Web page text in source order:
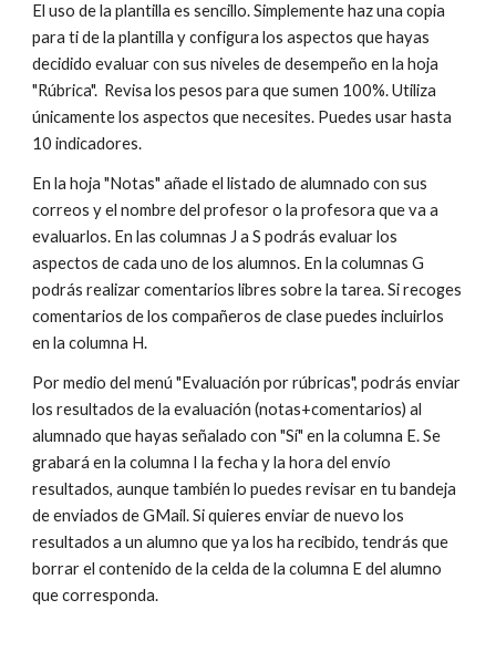
El uso de la plantilla es sencillo. Simplemente haz una copia
para ti de la plantilla y configura los aspectos que hayas
decidido evaluar con sus niveles de desempeño en la hoja
"Rúbrica".  Revisa los pesos para que sumen 100%. Utiliza
únicamente los aspectos que necesites. Puedes usar hasta
10 indicadores.
En la hoja "Notas" añade el listado de alumnado con sus
correos y el nombre del profesor o la profesora que va a
evaluarlos. En las columnas J a S podrás evaluar los
aspectos de cada uno de los alumnos. En la columnas G
podrás realizar comentarios libres sobre la tarea. Si recoges
comentarios de los compañeros de clase puedes incluirlos
en la columna H.
Por medio del menú "Evaluación por rúbricas", podrás enviar
los resultados de la evaluación (notas+comentarios) al
alumnado que hayas señalado con "Sí" en la columna E. Se
grabará en la columna I la fecha y la hora del envío
resultados, aunque también lo puedes revisar en tu bandeja
de enviados de GMail. Si quieres enviar de nuevo los
resultados a un alumno que ya los ha recibido, tendrás que
borrar el contenido de la celda de la columna E del alumno
que corresponda.